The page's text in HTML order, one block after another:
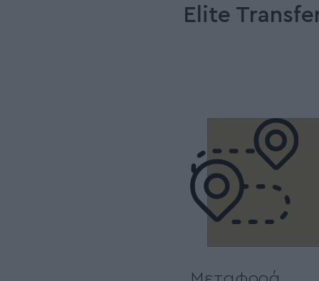
Elite